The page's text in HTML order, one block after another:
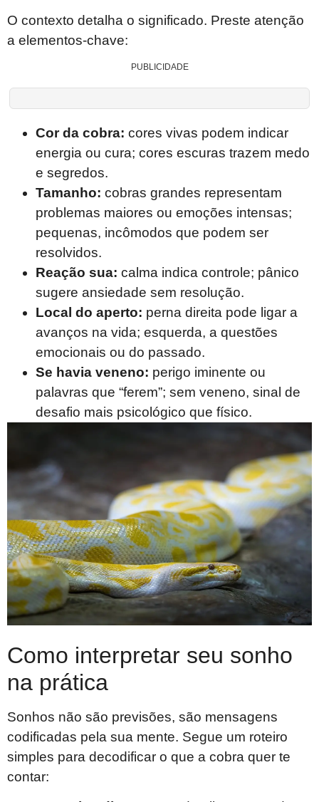
O contexto detalha o significado. Preste atenção
a elementos-chave:
PUBLICIDADE
Cor da cobra: cores vivas podem indicar
energia ou cura; cores escuras trazem medo
e segredos.
Tamanho: cobras grandes representam
problemas maiores ou emoções intensas;
pequenas, incômodos que podem ser
resolvidos.
Reação sua: calma indica controle; pânico
sugere ansiedade sem resolução.
Local do aperto: perna direita pode ligar a
avanços na vida; esquerda, a questões
emocionais ou do passado.
Se havia veneno: perigo iminente ou
palavras que “ferem”; sem veneno, sinal de
desafio mais psicológico que físico.
Como interpretar seu sonho
na prática
Sonhos não são previsões, são mensagens
codificadas pela sua mente. Segue um roteiro
simples para decodificar o que a cobra quer te
contar: